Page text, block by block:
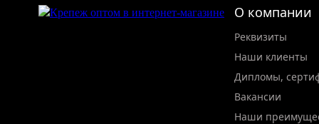
О компании
Реквизиты
Наши клиенты
Дипломы,
Вакансии
Наши